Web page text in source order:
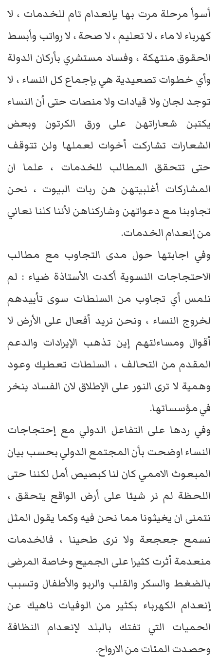
أسوأ مرحلة مرت بها بإنعدام تام للخدمات ، لا
كهرباء لا ماء ، لا تعليم ، لا صحة ، لا رواتب وأبسط
الحقوق منتهكة ، وفساد مستشري بأركان الدولة
وأي خطوات تصعيدية هي بإجماع كل النساء ، لا
توجد لجان ولا قيادات ولا منصات حتى أن النساء
يكتبن شعاراتهن على ورق الكرتون وبعض
الشعارات تشاركت أخوات لعملها ولن تتوقف
حتى تتحقق المطالب للخدمات ، علما ان
المشاركات أغلبيتهن هن ربات البيوت ، نحن
تجاوبنا مع دعواتهن وشاركناهن لأننا كلنا نعاني
من إنعدام الخدمات.
وفي اجابتها حول مدى التجاوب مع مطالب
الاحتجاجات النسوية أكدت الأستاذة ضياء : لم
نلمس أي تجاوب من السلطات سوى تأييدهم
لخروج النساء ، ونحن نريد أفعال على الأرض لا
أقوال ومساءلتهم إين تذهب الإيرادات والدعم
المقدم من التحالف ، السلطات تعطيك وعود
وهمية لا ترى النور على الإطلاق لان الفساد ينخر
في مؤسساتها.
وفي ردها على التفاعل الدولي مع إحتجاجات
النساء اوضحت بأن المجتمع الدولي بحسب بيان
المبعوث الاممي كان لنا كبصيص أمل لكننا حتى
اللحظة لم نر شيئا على أرض الواقع يتحقق ،
نتمنى ان يغيثونا مما نحن فيه وكما يقول المثل
نسمع جعجعة ولا نرى طحينا ، فالخدمات
منعدمة أثرت كثيرا على الجميع وخاصة المرضى
بالضغط والسكر والقلب والربو والأطفال وتسبب
إنعدام الكهرباء بكثير من الوفيات ناهيك عن
الحميات التي تفتك بالبلد لإنعدام النظافة
وحصدت المئات من الارواح.